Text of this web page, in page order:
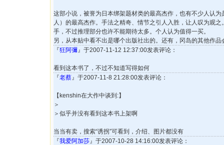
这部小说，被誉为日本绑架题材类的最高杰作，也有不少人认
人）的最高杰作。手法之精奇、情节之引人入胜，让人叹为观
手，不过推理部分也许不能期待太多。个人认为值得一买。
另，从本贴中看不出是哪个出版社出的。还有，冈岛的其他作品
『狂阿彌』于2007-11-12 12:37:00发表评论：
看到这本书了，不过不知道写得如何
『老蔡』于2007-11-8 21:28:00发表评论：
【kenshin在大作中谈到:】
＞
＞似乎并没有看到这本书上架啊
当当有卖，搜索“诱拐”可看到，介绍、图片都没有
『我爱阿加莎』于2007-10-28 14:16:00发表评论：